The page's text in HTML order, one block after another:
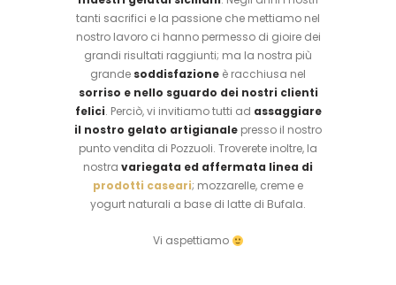
tanti sacrifici e la passione che mettiamo nel
nostro lavoro ci hanno permesso di gioire dei
grandi risultati raggiunti; ma la nostra più
grande soddisfazione è racchiusa nel
sorriso e nello sguardo dei nostri clienti
felici. Perciò, vi invitiamo tutti ad assaggiare
il nostro gelato artigianale presso il nostro
punto vendita di Pozzuoli. Troverete inoltre, la
nostra variegata ed affermata linea di
prodotti caseari; mozzarelle, creme e
yogurt naturali a base di latte di Bufala.
Vi aspettiamo